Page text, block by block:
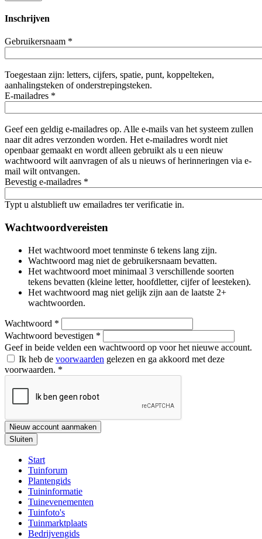
Inschrijven
Gebruikersnaam *
Toegestaan zijn: letters, cijfers, spatie, punt, koppelteken,
aanhalingsteken of onderstrepingsteken.
E-mailadres *
Geef een geldig e-mailadres op. Alle e-mails van het systeem zullen
naar dit adres verzonden worden. Het e-mailadres wordt niet
openbaar gemaakt en wordt alleen gebruikt als u een nieuw
wachtwoord wilt aanvragen of als u nieuws of herinneringen via e-
mail wilt ontvangen.
Bevestig e-mailadres *
Typt u alstublieft uw emailadres ter verificatie in.
Wachtwoordvereisten
Het wachtwoord moet tenminste 6 tekens lang zijn.
Wachtwoord mag niet de gebruikersnaam bevatten.
Het wachtwoord moet minimaal 3 verschillende soorten
tekens bevatten (kleine letter, hoofdletter, cijfer of leesteken).
Het wachtwoord mag niet gelijk zijn aan de laatste 2+
wachtwoorden.
Wachtwoord *
Wachtwoord bevestigen *
Geef in beide velden een wachtwoord op voor het nieuwe account.
Ik heb de voorwaarden gelezen en ga akkoord met deze
voorwaarden. *
Nieuw account aanmaken
Sluiten
Start
Tuinforum
Plantengids
Tuininformatie
Tuinevenementen
Tuinfoto's
Tuinmarktplaats
Bedrijvengids